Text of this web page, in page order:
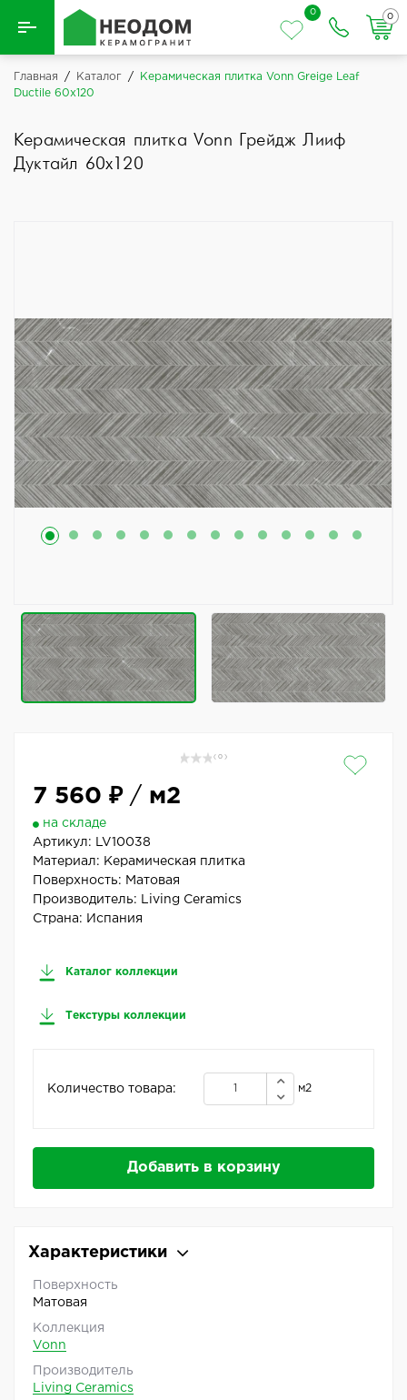
Назад
0
0
Главная / Каталог /
Керамическая плитка Vonn Greige Leaf
Ductile 60x120
Керамическая плитка Vonn Грейдж Лииф
Дуктайл 60x120
( 0 )
7 560 ₽/ м2
на складе
Артикул:
LV10038
Материал: Керамическая плитка
Поверхность: Матовая
Производитель:
Living Ceramics
Страна: Испания
Каталог коллекции
Текстуры коллекции
Количество товара: м2
Добавить в корзину
Характеристики
Поверхность
Матовая
Коллекция
Vonn
Производитель
Living Ceramics